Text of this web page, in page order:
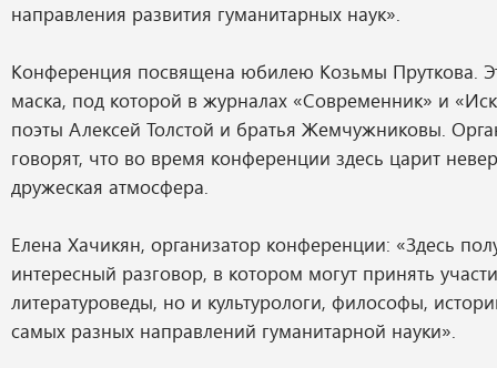
направления развития гуманитарных наук».
Конференция посвящена юбилею Козьмы Пруткова.
маска, под которой в журналах «Современник» и
поэты Алексей Толстой и братья Жемчужниковы.
говорят, что во время конференции здесь царит
дружеская атмосфера.
Елена Хачикян, организатор конференции: «Здесь
интересный разговор, в котором могут принять
литературоведы, но и культурологи, философы,
самых разных направлений гуманитарной науки».